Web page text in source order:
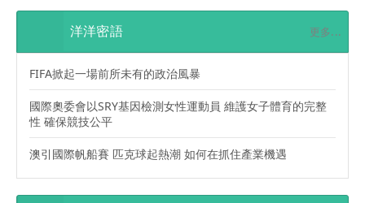
洋洋密語 更多...
FIFA掀起一場前所未有的政治風暴
國際奧委會以SRY基因檢測女性運動員 維護女子體育的完整
性 確保競技公平
澳引國際帆船賽 匹克球起熱潮 如何在抓住產業機遇